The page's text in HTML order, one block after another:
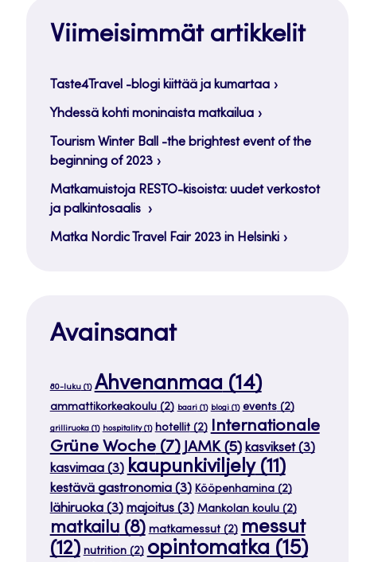
Viimeisimmät artikkelit
Taste4Travel -blogi kiittää ja kumartaa
Yhdessä kohti moninaista matkailua
Tourism Winter Ball -the brightest event of the
beginning of 2023
Matkamuistoja RESTO-kisoista: uudet verkostot
ja palkintosaalis
Matka Nordic Travel Fair 2023 in Helsinki
Avainsanat
80-luku(1) Ahvenanmaa (14)
ammattikorkeakoulu(2) baari(1) blogi(1) events(2)
grilliruoka(1) hospitality(1) hotellit(2) Internationale
Grüne Woche(7) JAMK(5) kasvikset(3)
kasvimaa(3) kaupunkiviljely(11)
kestävä gastronomia(3) Kööpenhamina(2)
lähiruoka(3) majoitus(3) Mankolan koulu(2)
matkailu(8) matkamessut(2) messut
(12) nutrition(2) opintomatka (15)